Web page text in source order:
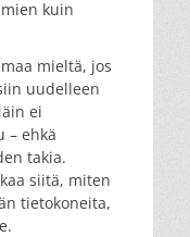
kuin
mieltä, jos
uudelleen
ei
– ehkä
takia.
siitä, miten
tietokoneita,